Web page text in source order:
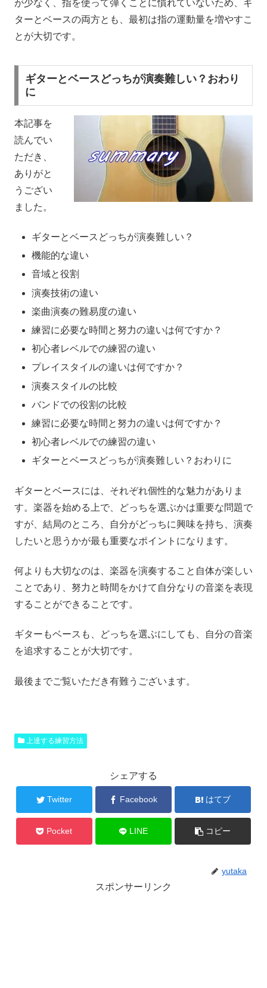
が少なく、指を使って弾くことに慣れていないため、ギ
ターとベースの両方とも、最初は指の運動量を増やすこ
とが大切です。
ギターとベースどっちが演奏難しい？おわり
に
本記事を
読んでい
ただき、
ありがと
うござい
ました。
ギターとベースどっちが演奏難しい？
機能的な違い
音域と役割
演奏技術の違い
楽曲演奏の難易度の違い
練習に必要な時間と努力の違いは何ですか？
初心者レベルでの練習の違い
プレイスタイルの違いは何ですか？
演奏スタイルの比較
バンドでの役割の比較
練習に必要な時間と努力の違いは何ですか？
初心者レベルでの練習の違い
ギターとベースどっちが演奏難しい？おわりに
ギターとベースには、それぞれ個性的な魅力がありま
す。楽器を始める上で、どっちを選ぶかは重要な問題で
すが、結局のところ、自分がどっちに興味を持ち、演奏
したいと思うかが最も重要なポイントになります。
何よりも大切なのは、楽器を演奏すること自体が楽しい
ことであり、努力と時間をかけて自分なりの音楽を表現
することができることです。
ギターもベースも、どっちを選ぶにしても、自分の音楽
を追求することが大切です。
最後までご覧いただき有難うございます。
上達する練習方法
シェアする
Twitter Facebook はてブ
Pocket LINE コピー
yutaka
スポンサーリンク